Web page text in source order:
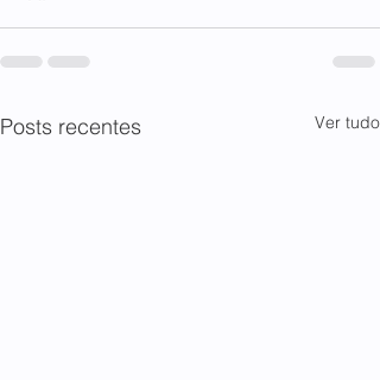
Posts recentes Ver tudo